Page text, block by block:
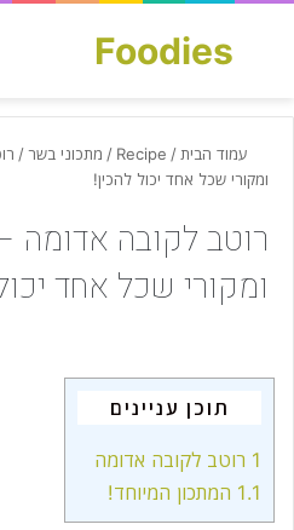
Foodies
חפש עבור
עמוד הבית /
Recipe
/ מתכוני בשר/
ומקורי שכל אחד יכול להכין!
רוטב לקובה אדומה
ומקורי שכל אחד
תוכן עניינים
1 רוטב לקובה אדומה
1.1 המתכון המיוחד!